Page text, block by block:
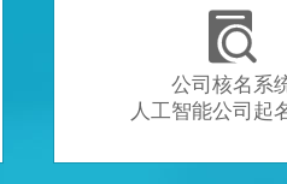

公司核名系
人工智能公司起